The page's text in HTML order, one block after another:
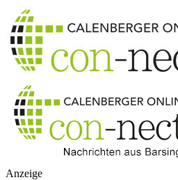
Anzeige